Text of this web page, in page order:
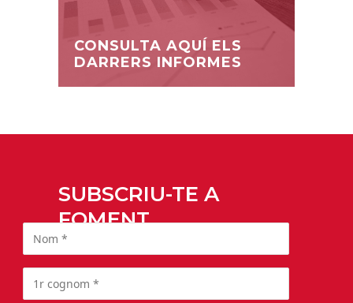
CONSULTA AQUÍ ELS
DARRERS INFORMES
SUBSCRIU-TE A
FOMENT